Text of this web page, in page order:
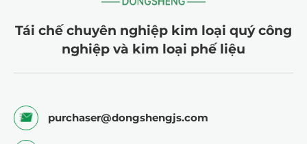
Tái chế chuyên nghiệp kim loại quý công
nghiệp và kim loại phế liệu
purchaser@dongshengjs.com